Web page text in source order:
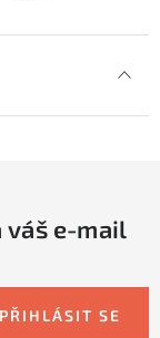
e-mail
PŘIHLÁSIT SE